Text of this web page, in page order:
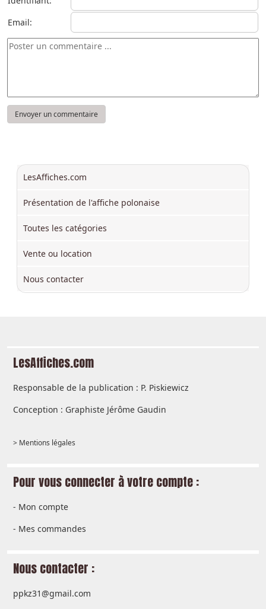
Email:
LesAffiches.com
Présentation de l'affiche polonaise
Toutes les catégories
Vente ou location
Nous contacter
LesAffiches.com
Responsable de la publication : P. Piskiewicz
Conception : Graphiste Jérôme Gaudin
> Mentions légales
Pour vous connecter à votre compte :
- Mon compte
- Mes commandes
Nous contacter :
ppkz31@gmail.com